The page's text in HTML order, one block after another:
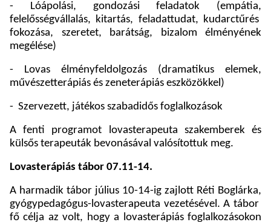
- Lóápolási, gondozási feladatok (empátia,
felelősségvállalás, kitartás, feladattudat, kudarctűrés
fokozása, szeretet, barátság, bizalom élményének
megélése)
- Lovas élményfeldolgozás (dramatikus elemek,
művészetterápiás és zeneterápiás eszközökkel)
- Szervezett, játékos szabadidős foglalkozások
A fenti programot lovasterapeuta szakemberek és
külsős terapeuták bevonásával valósítottuk meg.
Lovasterápiás tábor 07.11-14.
A harmadik tábor július 10-14-ig zajlott Réti Boglárka,
gyógypedagógus-lovasterapeuta vezetésével. A tábor
fő célja az volt, hogy a lovasterápiás foglalkozásokon